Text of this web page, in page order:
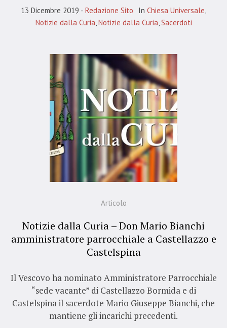
13 Dicembre 2019 Redazione Sito In Chiesa Universale
Notizie dalla Curia Notizie dalla Curia Sacerdoti
Articolo
Notizie dalla Curia – Don Mario Bianchi
amministratore parrocchiale a Castellazzo e
Castelspina
Il Vescovo ha nominato Amministratore Parrocchiale
“sede vacante” di Castellazzo Bormida e di
Castelspina il sacerdote Mario Giuseppe Bianchi, che
mantiene gli incarichi precedenti.